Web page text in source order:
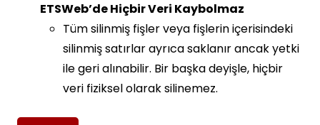
ETSWeb’de Hiçbir Veri Kaybolmaz
Tüm silinmiş fişler veya fişlerin içerisindeki
silinmiş satırlar ayrıca saklanır ancak yetki
ile geri alınabilir. Bir başka deyişle, hiçbir
veri fiziksel olarak silinemez.